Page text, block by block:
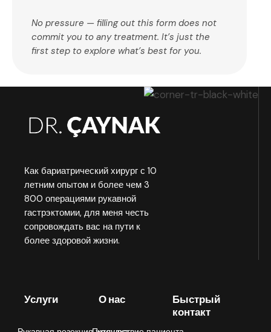
No pressure — filling out this form does not
commit you to any treatment. It’s just the
first step to explore what’s best for you.
Как бариатрический хирург с 10
летним опытом и более чем 3
800 операциями рукавной
гастрэктомии, для меня честь
сопровождать вас на пути к
более здоровой жизни.
Услуги О нас
Быстрый
контакт